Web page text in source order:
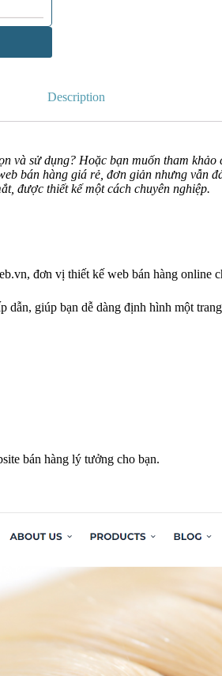
Description
và sử dụng? Hoặc bạn muốn tham
bán hàng giá rẻ, đơn giản nhưng vẫn
được thiết kế một cách chuyên nghiệp.
đơn vị thiết kế web bán hàng online
giúp bạn dễ dàng định hình một
bán hàng lý tưởng cho bạn.